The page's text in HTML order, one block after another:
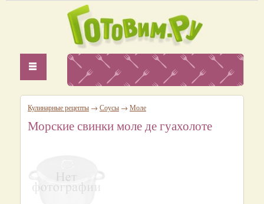
Кулинарные рецепты → Соусы → Моле
Морские свинки моле де гуахолоте